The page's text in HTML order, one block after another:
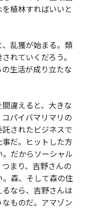
植林すればいいと
乱獲が始まる。類
れていくだろう。
生活が成り立たな
間違えると、大きな
パイバマリマリの
されたビジネスで
だ。ヒットした方
だからソーシャル
まり、吉野さんの
森、そして森の住
なら、吉野さんは
ものだ。アマゾン